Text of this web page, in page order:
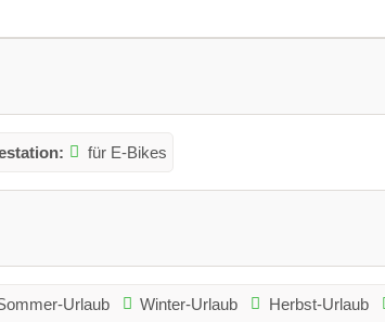
für E-Bikes
Urlaub Winter-Urlaub Herbst-Urlaub